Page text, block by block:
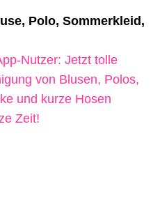
Polo, Sommerkleid,
Nutzer: Jetzt tolle
von Blusen, Polos,
und kurze Hosen
Zeit!